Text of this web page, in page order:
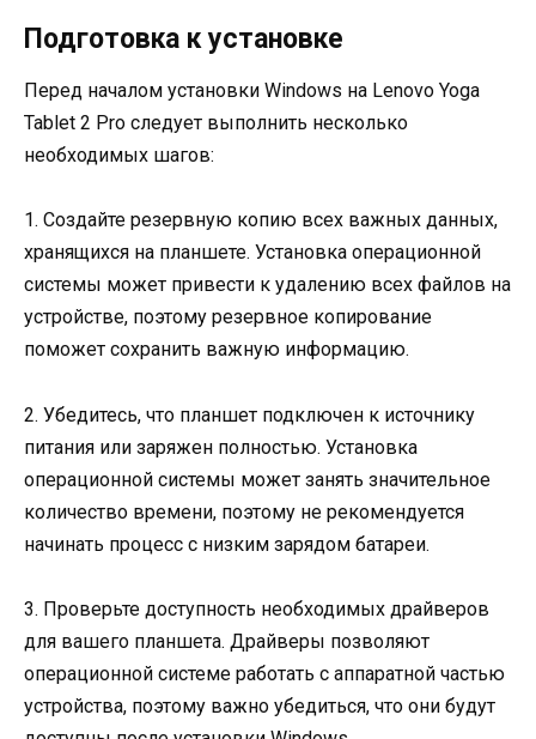
Подготовка к установке
Перед началом установки Windows на Lenovo Yoga
Tablet 2 Pro следует выполнить несколько
необходимых шагов:
1. Создайте резервную копию всех важных данных,
хранящихся на планшете. Установка операционной
системы может привести к удалению всех файлов на
устройстве, поэтому резервное копирование
поможет сохранить важную информацию.
2. Убедитесь, что планшет подключен к источнику
питания или заряжен полностью. Установка
операционной системы может занять значительное
количество времени, поэтому не рекомендуется
начинать процесс с низким зарядом батареи.
3. Проверьте доступность необходимых драйверов
для вашего планшета. Драйверы позволяют
операционной системе работать с аппаратной частью
устройства, поэтому важно убедиться, что они будут